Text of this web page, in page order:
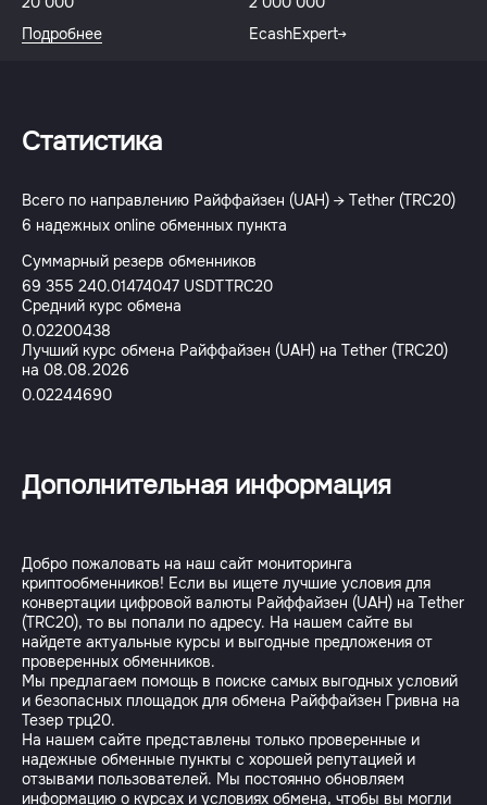
Подробнее
EcashExpert
Статистика
Всего по направлению Райффайзен (UAH) → Tether (TRC20)
6 надежных online обменных пункта
Суммарный резерв обменников
69 355 240.01474047 USDTTRC20
Средний курс обмена
0.02200438
Лучший курс обмена Райффайзен (UAH) на Tether (TRC20)
на 08.08.2026
0.02244690
Дополнительная информация
Добро пожаловать на наш сайт мониторинга
криптообменников! Если вы ищете лучшие условия для
конвертации цифровой валюты Райффайзен (UAH) на Tether
(TRC20), то вы попали по адресу. На нашем сайте вы
найдете актуальные курсы и выгодные предложения от
проверенных обменников.
Мы предлагаем помощь в поиске самых выгодных условий
и безопасных площадок для обмена Райффайзен Гривна на
Тезер трц20.
На нашем сайте представлены только проверенные и
надежные обменные пункты с хорошей репутацией и
отзывами пользователей. Мы постоянно обновляем
информацию о курсах и условиях обмена, чтобы вы могли